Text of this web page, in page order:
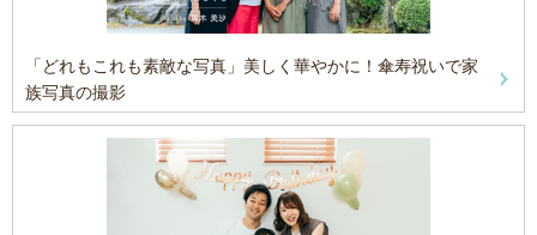
「どれもこれも素敵な写真」美しく華やかに！傘寿祝いで家
族写真の撮影